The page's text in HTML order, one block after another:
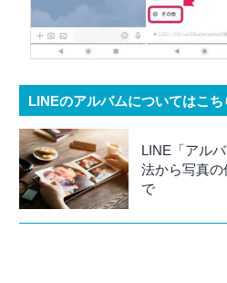
LINEのアルバムについてはこち
LINE「アル
法から写真の
で